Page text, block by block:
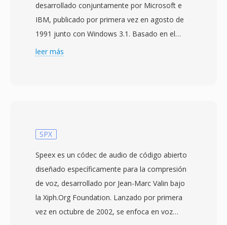
desarrollado conjuntamente por Microsoft e
IBM, publicado por primera vez en agosto de
1991 junto con Windows 3.1. Basado en el
formato RIFF (Resource Interchange File
canales. Está estructura sencilla ha convertido
comprimir en Windows y un formato de
intercambio universalmente aceptado en
prácticamente todos los sistemas operativos,
editores de audio y reproductores multimedia
existentes. Los archivos WAV de calidad CD
leer más
SPX
Speex es un códec de audio de código abierto
diseñado específicamente para la compresión
de voz, desarrollado por Jean-Marc Valin bajo
la Xiph.Org Foundation. Lanzado por primera
vez en octubre de 2002, se enfoca en voz